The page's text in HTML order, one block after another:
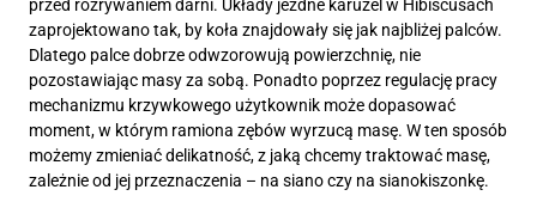
przed rozrywaniem darni. Układy jezdne karuzel w Hibiscusach
zaprojektowano tak, by koła znajdowały się jak najbliżej palców.
Dlatego palce dobrze odwzorowują powierzchnię, nie
pozostawiając masy za sobą. Ponadto poprzez regulację pracy
mechanizmu krzywkowego użytkownik może dopasować
moment, w którym ramiona zębów wyrzucą masę. W ten sposób
możemy zmieniać delikatność, z jaką chcemy traktować masę,
zależnie od jej przeznaczenia – na siano czy na sianokiszonkę.